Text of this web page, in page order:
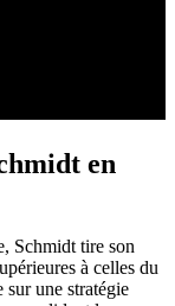
en
Schmidt tire son
à celles du
sur une stratégie